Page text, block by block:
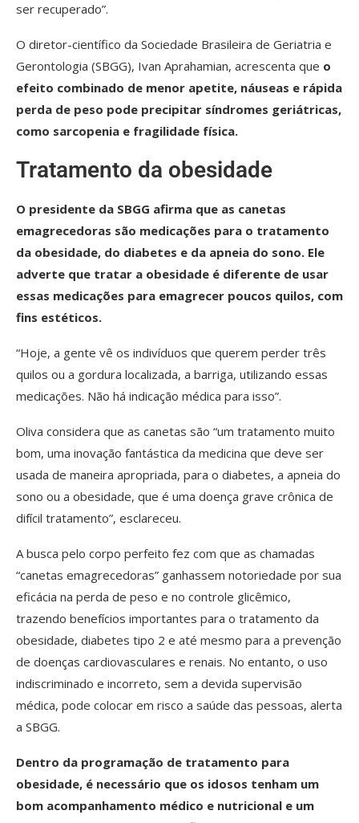
ser recuperado”.
O diretor-científico da Sociedade Brasileira de Geriatria e
Gerontologia (SBGG), Ivan Aprahamian, acrescenta que o
efeito combinado de menor apetite, náuseas e rápida
perda de peso pode precipitar síndromes geriátricas,
como sarcopenia e fragilidade física.
Tratamento da obesidade
O presidente da SBGG afirma que as canetas
emagrecedoras são medicações para o tratamento
da obesidade, do diabetes e da apneia do sono. Ele
adverte que tratar a obesidade é diferente de usar
essas medicações para emagrecer poucos quilos, com
fins estéticos.
“Hoje, a gente vê os indivíduos que querem perder três
quilos ou a gordura localizada, a barriga, utilizando essas
medicações. Não há indicação médica para isso”.
Oliva considera que as canetas são “um tratamento muito
bom, uma inovação fantástica da medicina que deve ser
usada de maneira apropriada, para o diabetes, a apneia do
sono ou a obesidade, que é uma doença grave crônica de
difícil tratamento”, esclareceu.
A busca pelo corpo perfeito fez com que as chamadas
“canetas emagrecedoras” ganhassem notoriedade por sua
eficácia na perda de peso e no controle glicêmico,
trazendo benefícios importantes para o tratamento da
obesidade, diabetes tipo 2 e até mesmo para a prevenção
de doenças cardiovasculares e renais. No entanto, o uso
indiscriminado e incorreto, sem a devida supervisão
médica, pode colocar em risco a saúde das pessoas, alerta
a SBGG.
Dentro da programação de tratamento para
obesidade, é necessário que os idosos tenham um
bom acompanhamento médico e nutricional e um